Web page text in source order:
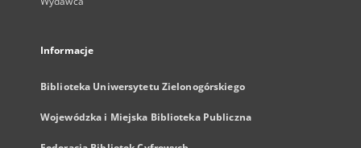
Informacje
Biblioteka Uniwersytetu Zielonogórskiego
Wojewódzka i Miejska Biblioteka Publiczna